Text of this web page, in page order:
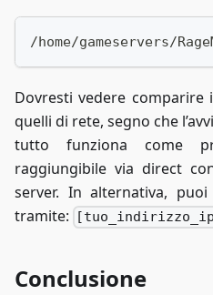
/home/gameservers/
Dovresti vedere
quelli di rete, segno che
tutto funziona come
raggiungibile via direct
server. In alternativa,
tramite:
Conclusione